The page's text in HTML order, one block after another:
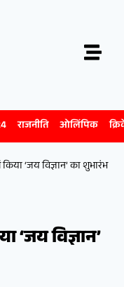
राजनीति ओलिंपिक
‘जय विज्ञान’ का शुभारंभ
विज्ञान’